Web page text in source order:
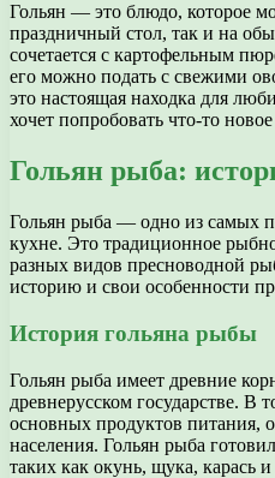
Гольян — это блюдо, которое
праздничный стол, так и на
сочетается с картофельным
его можно подать с свежими
это настоящая находка для
хочет попробовать что-то
Гольян рыба:
Гольян рыба — одно из самых
кухне. Это традиционное
разных видов пресноводной
историю и свои особенности
История гольяна рыбы
Гольян рыба имеет древние
древнерусском государстве. В
основных продуктов питания,
населения. Гольян рыба
таких как окунь, щука, карась и